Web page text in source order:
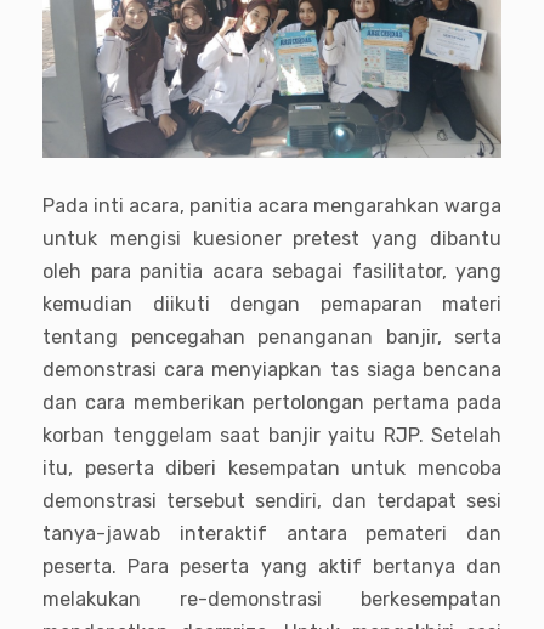
Pada inti acara, panitia acara mengarahkan warga
untuk mengisi kuesioner pretest yang dibantu
oleh para panitia acara sebagai fasilitator, yang
kemudian diikuti dengan pemaparan materi
tentang pencegahan penanganan banjir, serta
demonstrasi cara menyiapkan tas siaga bencana
dan cara memberikan pertolongan pertama pada
korban tenggelam saat banjir yaitu RJP. Setelah
itu, peserta diberi kesempatan untuk mencoba
demonstrasi tersebut sendiri, dan terdapat sesi
tanya-jawab interaktif antara pemateri dan
peserta. Para peserta yang aktif bertanya dan
melakukan re-demonstrasi berkesempatan